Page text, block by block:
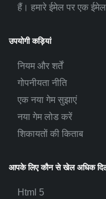
हैं। हमारे ईमेल पर एक
उपयोगी कड़ियां
नियम और शर्तें
गोपनीयता नीति
एक नया गेम सुझाएं
नया गेम लोड करें
शिकायतों की किताब
आपके लिए कौन से खेल अधिक
Html 5